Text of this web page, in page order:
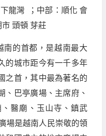
龍灣 ；中部：順化 會
頭頓 芽莊
南的首都，是越南最大
的城市距今有一千多年
之首，其中最為著名的
、巴亭廣場、主席府、
醫廟、玉山寺、鎮武
場是越南人民崇敬的領